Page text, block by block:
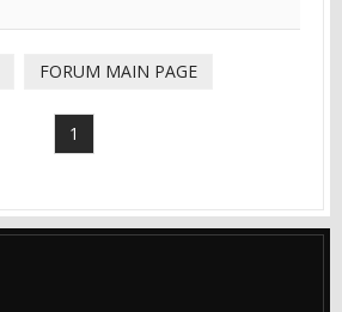
FORUM MAIN PAGE
1